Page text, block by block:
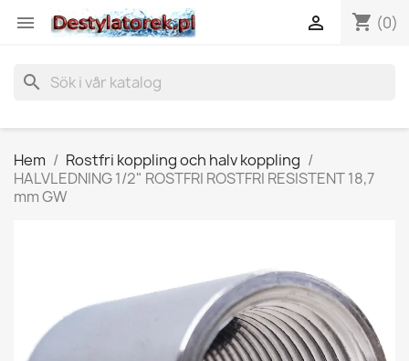
 shopping_cart (0)

search
Hem
Rostfri koppling och halv koppling
HALVLEDNING 1/2" ROSTFRI ROSTFRI RESISTENT 18,7
mm GW